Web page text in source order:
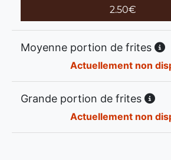
2.50€
Moyenne portion de frites
Actuellement non
Grande portion de frites
Actuellement non